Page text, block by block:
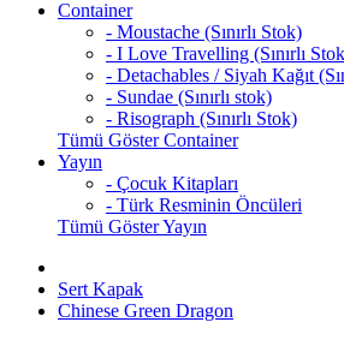
Container
- Moustache (Sınırlı Stok)
- I Love Travelling (Sınırlı
- Detachables / Siyah Kağıt
- Sundae (Sınırlı stok)
- Risograph (Sınırlı Stok)
Tümü Göster Container
Yayın
- Çocuk Kitapları
- Türk Resminin Öncüleri
Tümü Göster Yayın
Sert Kapak
Chinese Green Dragon